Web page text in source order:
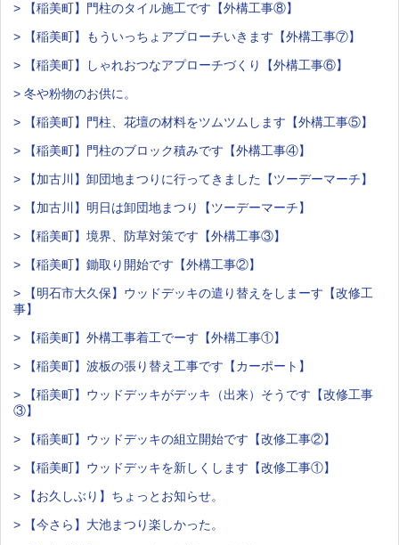
> 【稲美町】門柱のタイル施工です【外構工事⑧】
> 【稲美町】もういっちょアプローチいきます【外構工事⑦】
> 【稲美町】しゃれおつなアプローチづくり【外構工事⑥】
> 冬や粉物のお供に。
> 【稲美町】門柱、花壇の材料をツムツムします【外構工事⑤】
> 【稲美町】門柱のブロック積みです【外構工事④】
> 【加古川】卸団地まつりに行ってきました【ツーデーマーチ】
> 【加古川】明日は卸団地まつり【ツーデーマーチ】
> 【稲美町】境界、防草対策です【外構工事③】
> 【稲美町】鋤取り開始です【外構工事②】
> 【明石市大久保】ウッドデッキの遣り替えをしまーす【改修工
事】
> 【稲美町】外構工事着工でーす【外構工事①】
> 【稲美町】波板の張り替え工事です【カーポート】
> 【稲美町】ウッドデッキがデッキ（出来）そうです【改修工事
③】
> 【稲美町】ウッドデッキの組立開始です【改修工事②】
> 【稲美町】ウッドデッキを新しくします【改修工事①】
> 【お久しぶり】ちょっとお知らせ。
> 【今さら】大池まつり楽しかった。